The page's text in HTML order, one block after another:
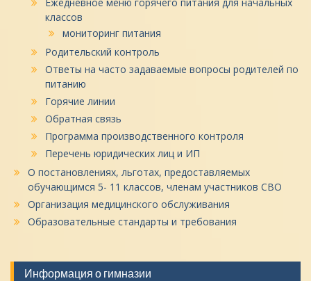
классов
мониторинг питания
Родительский контроль
Ответы на часто задаваемые вопросы родителей по
питанию
Горячие линии
Обратная связь
Программа производственного контроля
Перечень юридических лиц и ИП
О постановлениях, льготах, предоставляемых
обучающимся 5- 11 классов, членам участников СВО
Организация медицинского обслуживания
Образовательные стандарты и требования
Информация о гимназии